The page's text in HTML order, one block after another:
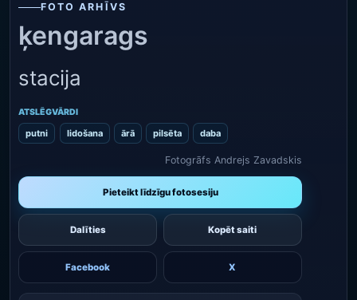
FOTO ARHĪVS
ķengarags
stacija
ATSLĒGVĀRDI
putni lidošana ārā pilsēta daba
Fotogrāfs Andrejs Zavadskis
Pieteikt līdzīgu fotosesiju
Dalīties Kopēt saiti
Facebook X